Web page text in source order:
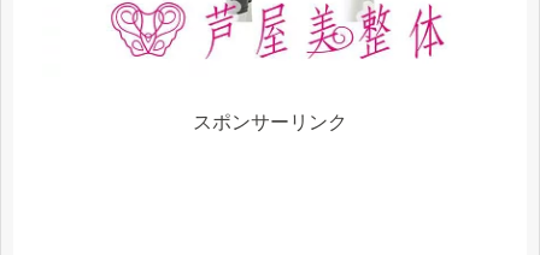
スポンサーリンク